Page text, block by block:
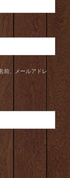
前、メールアドレ